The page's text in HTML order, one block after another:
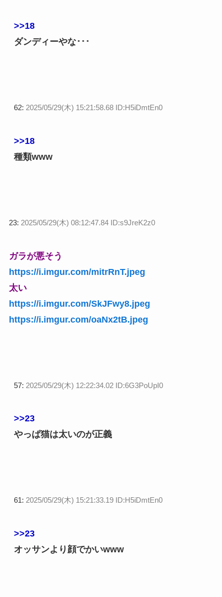
>>18
ダンディーやな･･･
62: 2025/05/29(木) 15:21:58.68 ID:H5iDmtEn0
>>18
種類www
23: 2025/05/29(木) 08:12:47.84 ID:s9JreK2z0
ガラが悪そう
https://i.imgur.com/mitrRnT.jpeg
太い
https://i.imgur.com/SkJFwy8.jpeg
https://i.imgur.com/oaNx2tB.jpeg
57: 2025/05/29(木) 12:22:34.02 ID:6G3PoUpI0
>>23
やっぱ猫は太いのが正義
61: 2025/05/29(木) 15:21:33.19 ID:H5iDmtEn0
>>23
オッサンより顔でかいwww